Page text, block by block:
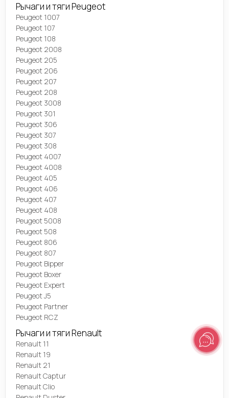
Рычаги и тяги Peugeot
Peugeot 1007
Peugeot 107
Peugeot 108
Peugeot 2008
Peugeot 205
Peugeot 206
Peugeot 207
Peugeot 208
Peugeot 3008
Peugeot 301
Peugeot 306
Peugeot 307
Peugeot 308
Peugeot 4007
Peugeot 4008
Peugeot 405
Peugeot 406
Peugeot 407
Peugeot 408
Peugeot 5008
Peugeot 508
Peugeot 806
Peugeot 807
Peugeot Bipper
Peugeot Boxer
Peugeot Expert
Peugeot J5
Peugeot Partner
Peugeot RCZ
Рычаги и тяги Renault
Renault 11
Renault 19
Renault 21
Renault Captur
Renault Clio